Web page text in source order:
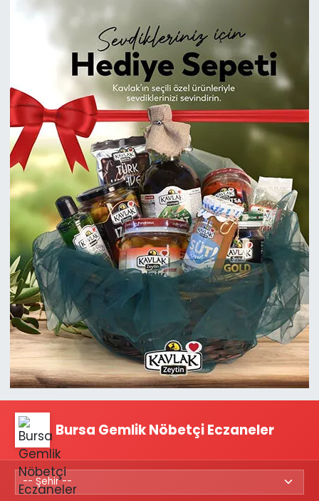
Bursa Gemlik Nöbetçi Eczaneler